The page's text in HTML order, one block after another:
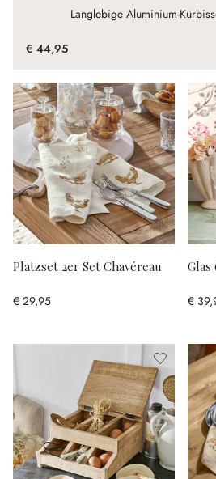
Langlebige Aluminium-
€ 44,95
Platzset 2er Set Chavéreau
€ 29,95
Glas
€